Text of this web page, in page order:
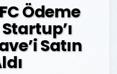
Ödeme
Satın